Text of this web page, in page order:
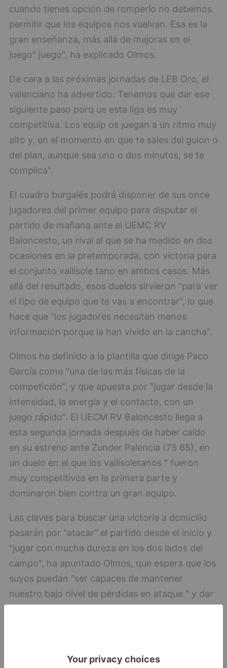
cuando tienes opción de romperlo no debemos
permitir que los equipos nos vuelvan. Esa es la
gran enseñanza, más allá de mejoras en el
juego" juego", ha explicado Olmos.
De cara a las próximas jornadas de LEB Oro, el
valenciano ha advertido: Tenemos que dar ese
siguiente paso porq ue esta liga es muy
competitiva. Los equip os juegan a un ritmo muy
alto y, en el momento en que te sales del guion o
del plan, aunque sea uno o dos minutos, se te
complica".
El cuadro burgalés podrá disponer de sus once
jugadores del primer equipo para disputar el
partido de mañana ante el UEMC RV
Baloncesto, un rival al que se ha medido en dos
ocasiones en la pretemporada, con victoria para
el conjunto vallisole tano en ambos casos. Más
allá del resultado, esos duelos sirvieron "para ver
el tipo de equipo que te vas a encontrar", lo que
hace que "los jugadores necesiten menos
información porque la han vivido en la cancha".
Olmos ha definido a la plantilla que dirige Paco
García como "una de las más físicas de la
competición", y que apuesta por "jugar desde la
intensidad, la energía y el contacto, con un
juego rápido". El UECM RV Baloncesto llega a
esta segunda jornada después de haber caído
en su estreno ante Zunder Palencia (75 65), en
un duelo en el que los vallisoletanos " fueron
muy competitivos en la primera parte y
dominaron bien contra un gran equipo.
Las claves para buscar una victoria a domicilio
pasarán por "atacar" el partido desde el inicio y
"jugar con mucha dureza en los dos lados del
campo", ha apuntado Olmos, que espera que los
suyos puedan "ser capaces de mantener
nuestro bajo nivel de pérdidas en ataque " y dar